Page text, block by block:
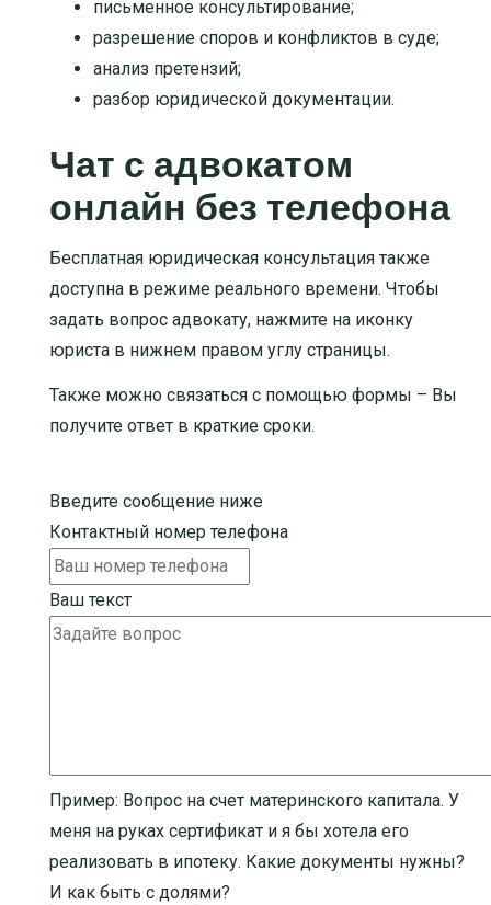
письменное консультирование;
разрешение споров и конфликтов в суде;
анализ претензий;
разбор юридической документации.
Чат с адвокатом
онлайн без телефона
Бесплатная юридическая консультация также
доступна в режиме реального времени. Чтобы
задать вопрос адвокату, нажмите на иконку
юриста в нижнем правом углу страницы.
Также можно связаться с помощью формы – Вы
получите ответ в краткие сроки.
Введите сообщение ниже
Контактный номер телефона
Ваш текст
Пример: Вопрос на счет материнского капитала. У
меня на руках сертификат и я бы хотела его
реализовать в ипотеку. Какие документы нужны?
И как быть с долями?